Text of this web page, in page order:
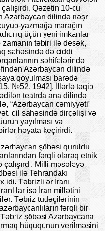
Qəzetin 10-cu
Azərbaycan dilində nəşr
yazmağa marağın
üçün yeni imkanlar
zamanın təbiri ilə desək,
sahəsində də ciddi
səhifələrində
Azərbaycan dilində
qoyulması barədə
№52, 1942]. İllərlə təqib
teatrda ana dilində
“Azərbaycan cəmiyyəti”
dil sahəsində dirçəlişi və
yayılması və
həyata keçirirdi.
şöbəsi quruldu.
fərqli olaraq etnik
Milli məsələyə
ilə Tehrandakı
idi. Təbrizlilər İranı
isə İran millətini
Təbriz tudəçilərinin
fərqli bir
şöbəsi Azərbaycana
hüququnun verilməsini